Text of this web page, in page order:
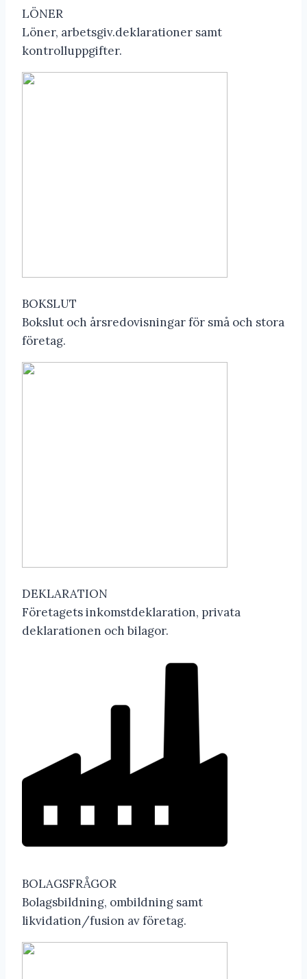
LÖNER
Löner, arbetsgiv.deklarationer samt
kontrolluppgifter.
BOKSLUT
Bokslut och årsredovisningar för små och stora
företag.
DEKLARATION
Företagets inkomstdeklaration, privata
deklarationen och bilagor.
BOLAGSFRÅGOR
Bolagsbildning, ombildning samt
likvidation/fusion av företag.